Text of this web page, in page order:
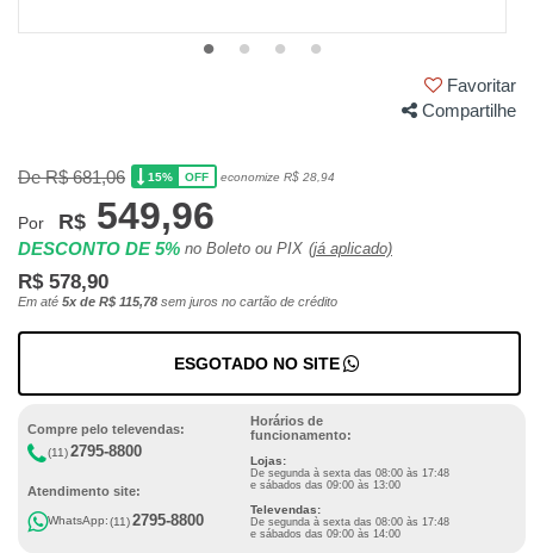
Favoritar
Compartilhe
De R$ 681,06 15% OFF economize R$ 28,94
Por R$ 549,96
DESCONTO DE 5% no Boleto ou PIX (já aplicado)
R$ 578,90
Em até 5x de R$ 115,78 sem juros no cartão de crédito
ESGOTADO NO SITE
Compre pelo televendas:
(11)2795-8800
Atendimento site:
WhatsApp:(11)2795-8800
Horários de
funcionamento:
Lojas:
De segunda à sexta das 08:00 às 17:48
e sábados das 09:00 às 13:00
Televendas:
De segunda à sexta das 08:00 às 17:48
e sábados das 09:00 às 14:00